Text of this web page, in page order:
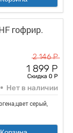
гофрир.
2 146 Р
1 899 Р
Скидка 0 Р
Нет в наличии
серый,